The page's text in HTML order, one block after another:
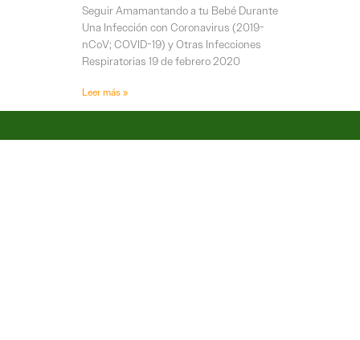
Seguir Amamantando a tu Bebé Durante
Una Infección con Coronavirus (2019-
nCoV; COVID-19) y Otras Infecciones
Respiratorias 19 de febrero 2020
Leer más »